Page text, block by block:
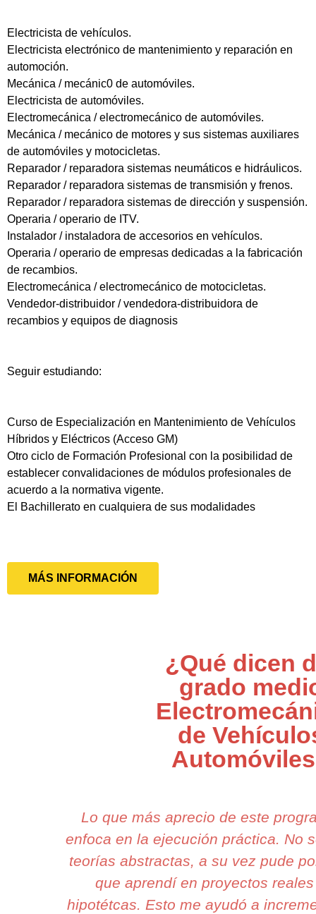
Electricista de vehículos.
Electricista electrónico de mantenimiento y reparación en
automoción.
Mecánica / mecánic0 de automóviles.
Electricista de automóviles.
Electromecánica / electromecánico de automóviles.
Mecánica / mecánico de motores y sus sistemas auxiliares
de automóviles y motocicletas.
Reparador / reparadora sistemas neumáticos e hidráulicos.
Reparador / reparadora sistemas de transmisión y frenos.
Reparador / reparadora sistemas de dirección y suspensión.
Operaria / operario de ITV.
Instalador / instaladora de accesorios en vehículos.
Operaria / operario de empresas dedicadas a la fabricación
de recambios.
Electromecánica / electromecánico de motocicletas.
Vendedor-distribuidor / vendedora-distribuidora de
recambios y equipos de diagnosis
Seguir estudiando:
Curso de Especialización en Mantenimiento de Vehículos
Híbridos y Eléctricos (Acceso GM)
Otro ciclo de Formación Profesional con la posibilidad de
establecer convalidaciones de módulos profesionales de
acuerdo a la normativa vigente.
El Bachillerato en cualquiera de sus modalidades
MÁS INFORMACIÓN
¿Qué dicen
grado
de
Lo que más aprecio de este
enfoca en la ejecución práctica. No
teorías abstractas, a su vez pude
que aprendí en proyectos
hipotétcas. Esto me ayudó a